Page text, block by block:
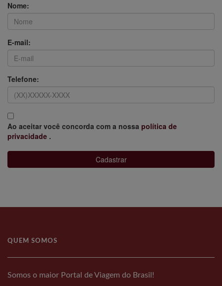
Nome:
E-mail:
Telefone:
Ao aceitar você concorda com a nossa política de
privacidade .
Cadastrar
QUEM SOMOS
Somos o maior Portal de Viagem do Brasil!